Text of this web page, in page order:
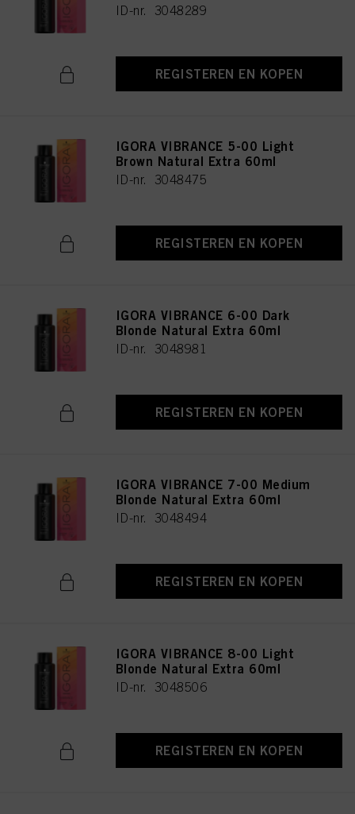
ID-nr. 3048289
REGISTEREN EN KOPEN
IGORA VIBRANCE 5-00 Light
Brown Natural Extra 60ml
ID-nr. 3048475
REGISTEREN EN KOPEN
IGORA VIBRANCE 6-00 Dark
Blonde Natural Extra 60ml
ID-nr. 3048981
REGISTEREN EN KOPEN
IGORA VIBRANCE 7-00 Medium
Blonde Natural Extra 60ml
ID-nr. 3048494
REGISTEREN EN KOPEN
IGORA VIBRANCE 8-00 Light
Blonde Natural Extra 60ml
ID-nr. 3048506
REGISTEREN EN KOPEN